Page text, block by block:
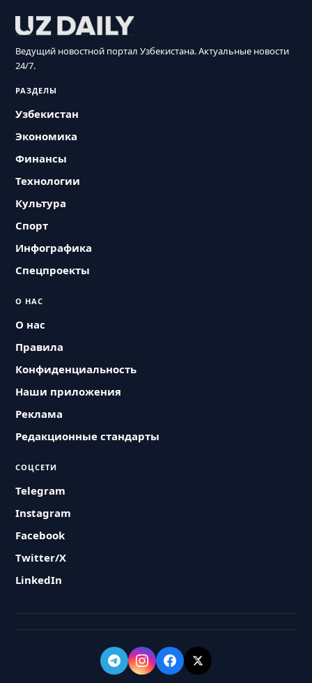
Ведущий новостной портал Узбекистана. Актуальные новости
24/7.
РАЗДЕЛЫ
Узбекистан
Экономика
Финансы
Технологии
Культура
Спорт
Инфографика
Спецпроекты
О НАС
О нас
Правила
Конфиденциальность
Наши приложения
Реклама
Редакционные стандарты
СОЦСЕТИ
Telegram
Instagram
Facebook
Twitter/X
LinkedIn